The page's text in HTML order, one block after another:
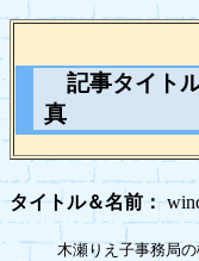
記事タイトル
真
タイトル＆名前：
木瀬りえ子事務局